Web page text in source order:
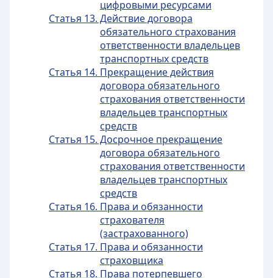
цифровыми ресурсами
Статья 13. Действие договора
обязательного страхования
ответственности владельцев
транспортных средств
Статья 14. Прекращение действия
договора обязательного
страхования ответственности
владельцев транспортных
средств
Статья 15. Досрочное прекращение
договора обязательного
страхования ответственности
владельцев транспортных
средств
Статья 16. Права и обязанности
страхователя
(застрахованного)
Статья 17. Права и обязанности
страховщика
Статья 18. Права потерпевшего